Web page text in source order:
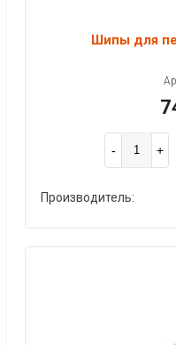
Шипы для
Производитель: